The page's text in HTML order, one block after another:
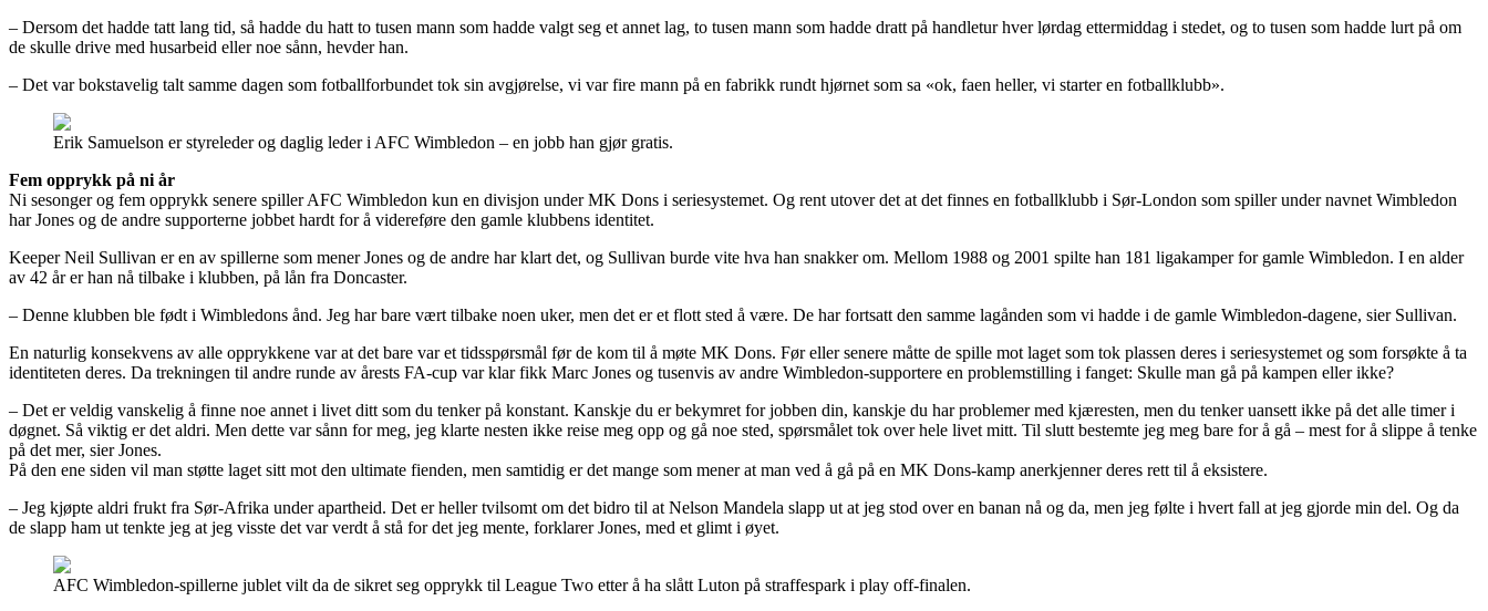
– Dersom det hadde tatt lang tid, så hadde du hatt to tusen mann som hadde valgt seg et annet lag, to tusen mann som hadde dratt på handletur hver lørdag ettermiddag i stedet, og to tusen som hadde lurt på om
de skulle drive med husarbeid eller noe sånn, hevder han.
– Det var bokstavelig talt samme dagen som fotballforbundet tok sin avgjørelse, vi var fire mann på en fabrikk rundt hjørnet som sa «ok, faen heller, vi starter en fotballklubb».
Erik Samuelson er styreleder og daglig leder i AFC Wimbledon – en jobb han gjør gratis.
Fem opprykk på ni år
Ni sesonger og fem opprykk senere spiller AFC Wimbledon kun en divisjon under MK Dons i seriesystemet. Og rent utover det at det finnes en fotballklubb i Sør-London som spiller under navnet Wimbledon
har Jones og de andre supporterne jobbet hardt for å videreføre den gamle klubbens identitet.
Keeper Neil Sullivan er en av spillerne som mener Jones og de andre har klart det, og Sullivan burde vite hva han snakker om. Mellom 1988 og 2001 spilte han 181 ligakamper for gamle Wimbledon. I en alder
av 42 år er han nå tilbake i klubben, på lån fra Doncaster.
– Denne klubben ble født i Wimbledons ånd. Jeg har bare vært tilbake noen uker, men det er et flott sted å være. De har fortsatt den samme lagånden som vi hadde i de gamle Wimbledon-dagene, sier Sullivan.
En naturlig konsekvens av alle opprykkene var at det bare var et tidsspørsmål før de kom til å møte MK Dons. Før eller senere måtte de spille mot laget som tok plassen deres i seriesystemet og som forsøkte å ta
identiteten deres. Da trekningen til andre runde av årests FA-cup var klar fikk Marc Jones og tusenvis av andre Wimbledon-supportere en problemstilling i fanget: Skulle man gå på kampen eller ikke?
– Det er veldig vanskelig å finne noe annet i livet ditt som du tenker på konstant. Kanskje du er bekymret for jobben din, kanskje du har problemer med kjæresten, men du tenker uansett ikke på det alle timer i
døgnet. Så viktig er det aldri. Men dette var sånn for meg, jeg klarte nesten ikke reise meg opp og gå noe sted, spørsmålet tok over hele livet mitt. Til slutt bestemte jeg meg bare for å gå – mest for å slippe å tenke
på det mer, sier Jones.
På den ene siden vil man støtte laget sitt mot den ultimate fienden, men samtidig er det mange som mener at man ved å gå på en MK Dons-kamp anerkjenner deres rett til å eksistere.
– Jeg kjøpte aldri frukt fra Sør-Afrika under apartheid. Det er heller tvilsomt om det bidro til at Nelson Mandela slapp ut at jeg stod over en banan nå og da, men jeg følte i hvert fall at jeg gjorde min del. Og da
de slapp ham ut tenkte jeg at jeg visste det var verdt å stå for det jeg mente, forklarer Jones, med et glimt i øyet.
AFC Wimbledon-spillerne jublet vilt da de sikret seg opprykk til League Two etter å ha slått Luton på straffespark i play off-finalen.